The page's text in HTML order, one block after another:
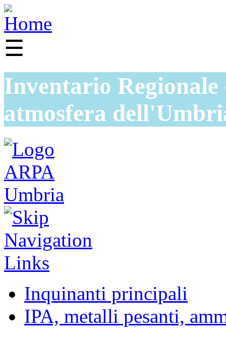
☰
Inventario
atmosfera
Inquinanti principali
IPA, metalli pesanti,